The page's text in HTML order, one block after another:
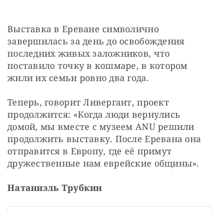
Выставка в Ереване символично
завершилась за день до освобождения
последних живых заложников, что
поставило точку в кошмаре, в котором
жили их семьи ровно два года.
Теперь, говорит Ливергант, проект
продолжится: «Когда люди вернулись
домой, мы вместе с музеем ANU решили
продолжить выставку. После Еревана она
отправится в Европу, где её примут
дружественные нам еврейские общины».
Натаниэль Трубкин